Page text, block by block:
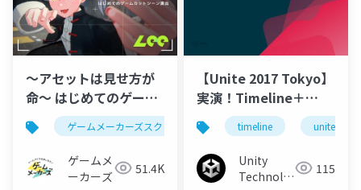
～アセットは見せ方が
命～ はじめてのゲーム
カットシーン演出
ゲームメーカーズスクランブル ゲーム制作 カッ
ゲームメ
ーカーズ
51.4K
【Unite 2017 Tokyo】
実演！Timeline＋
Cinemachineによるカ
ットシーン作り
timeline unite
Unity
Technologies 115